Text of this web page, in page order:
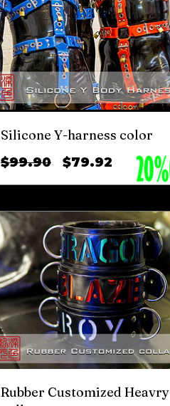
Silicone Y-harness color
$99.90
ราคา
$79.92 ราคา
Rubber Customized Heavry